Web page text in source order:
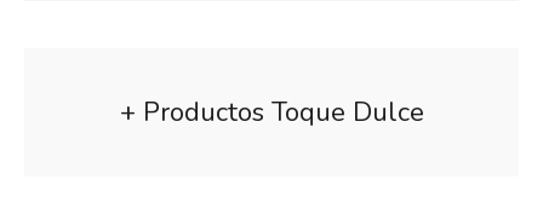
+ Productos Toque Dulce